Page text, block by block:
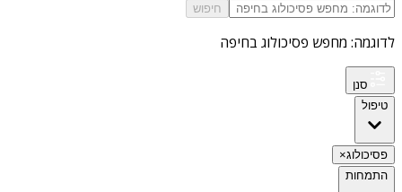
חיפוש
לדוגמה: מחפש פסיכולוג בחיפה
סנן
טיפול
פסיכולוג×
התמחות